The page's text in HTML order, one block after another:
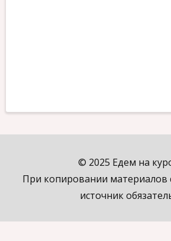
© 2025 Едем на
При копировании материалов
источник